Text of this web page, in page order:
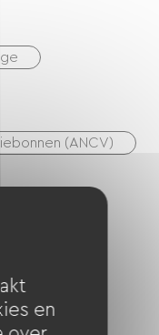
(ANCV)
en